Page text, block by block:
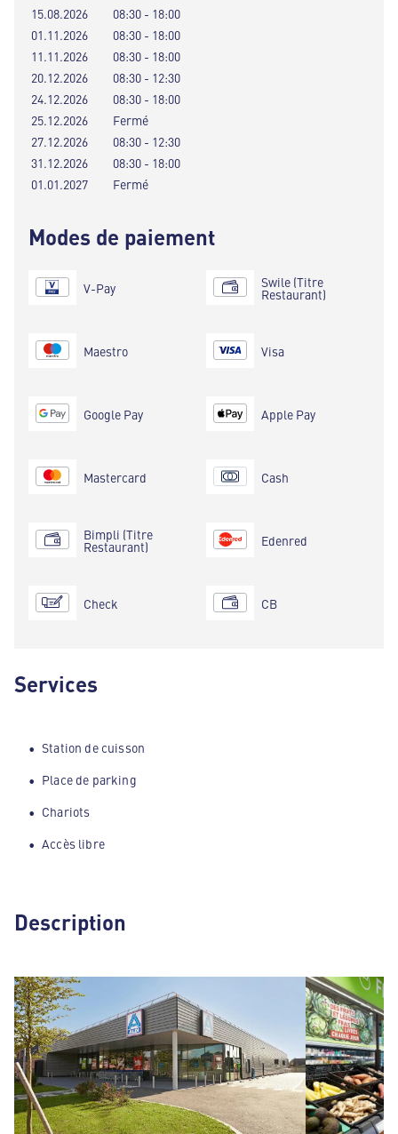
15.08.2026
08:30 - 18:00
01.11.2026
08:30 - 18:00
11.11.2026
08:30 - 18:00
20.12.2026
08:30 - 12:30
24.12.2026
08:30 - 18:00
25.12.2026
Fermé
27.12.2026
08:30 - 12:30
31.12.2026
08:30 - 18:00
01.01.2027
Fermé
Modes de paiement
V-Pay
Maestro
Google Pay
Mastercard
Bimpli (Titre
Restaurant)
Check
Swile (Titre
Restaurant)
Visa
Apple Pay
Cash
Edenred
CB
Services
Station de cuisson
Place de parking
Chariots
Accès libre
Description